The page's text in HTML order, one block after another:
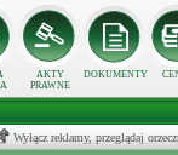
AKTY
PRAWNE
DOKUMENTY
Wyłącz reklamy, przeglądaj